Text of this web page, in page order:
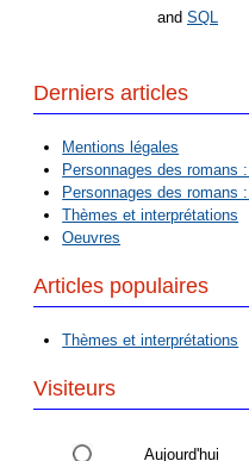
and SQL
Derniers articles
Mentions légales
Personnages des romans
Personnages des romans
Thèmes et interprétations
Oeuvres
Articles populaires
Thèmes et interprétations
Visiteurs
Aujourd'hui